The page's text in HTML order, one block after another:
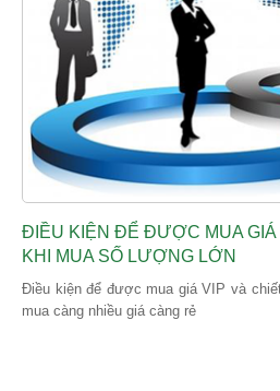
ĐIỀU KIỆN ĐỂ ĐƯỢC MUA GIÁ
KHI MUA SỐ LƯỢNG LỚN
Điều kiện để được mua giá VIP và
mua càng nhiều giá càng rẻ